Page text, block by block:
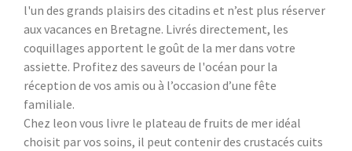
l'un des grands plaisirs des citadins et n’est plus réserver
aux vacances en Bretagne. Livrés directement, les
coquillages apportent le goût de la mer dans votre
assiette. Profitez des saveurs de l'océan pour la
réception de vos amis ou à l’occasion d’une fête
familiale.
Chez leon vous livre le plateau de fruits de mer idéal
choisit par vos soins, il peut contenir des crustacés cuits